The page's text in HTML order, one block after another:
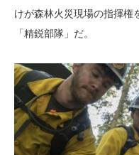
けが森林火災現場の指揮権
「精鋭部隊」だ。